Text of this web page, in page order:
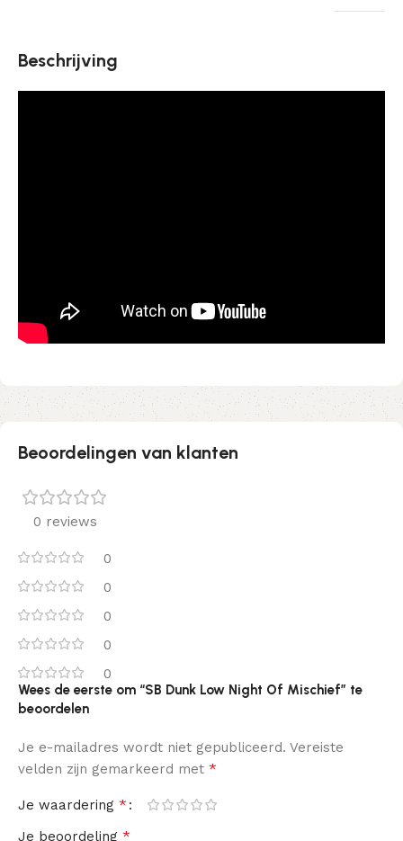
Beschrijving
Beoordelingen van klanten
0 reviews
0
0
0
0
0
Wees de eerste om “SB Dunk Low Night Of Mischief” te
beoordelen
Je e-mailadres wordt niet gepubliceerd. Vereiste
velden zijn gemarkeerd met *
Je waardering *
Je beoordeling *